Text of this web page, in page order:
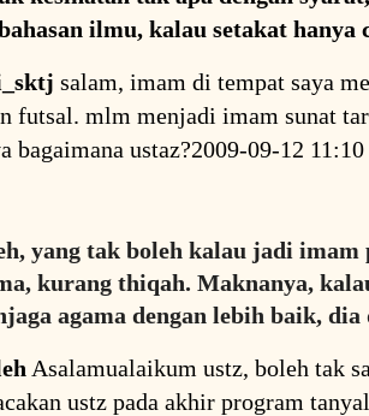
ilmu, kalau setakat hanya
salam, imam di tempat saya
futsal. mlm menjadi imam sunat
bagaimana ustaz?2009-09-12
yang tak boleh kalau jadi imam
kurang thiqah. Maknanya,
agama dengan lebih baik,
Asalamualaikum ustz, boleh tak
ustz pada akhir program